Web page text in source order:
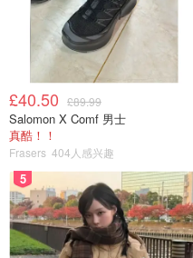
£40.50 £89.99
Salomon X Comf 男士
真酷！！
Frasers 404人感兴趣
5